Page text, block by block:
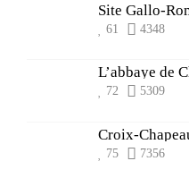
61 4348
72 5309
75 7356